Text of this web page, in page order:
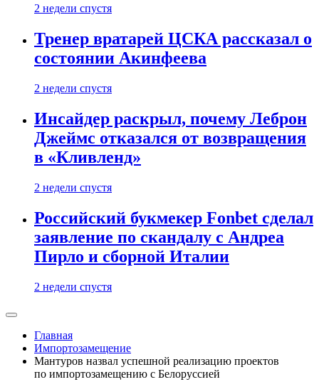
2 недели спустя
Тренер вратарей ЦСКА рассказал о
состоянии Акинфеева
2 недели спустя
Инсайдер раскрыл, почему Леброн
Джеймс отказался от возвращения
в «Кливленд»
2 недели спустя
Российский букмекер Fonbet сделал
заявление по скандалу с Андреа
Пирло и сборной Италии
2 недели спустя
Главная
Импортозамещение
Мантуров назвал успешной реализацию проектов
по импортозамещению с Белоруссией